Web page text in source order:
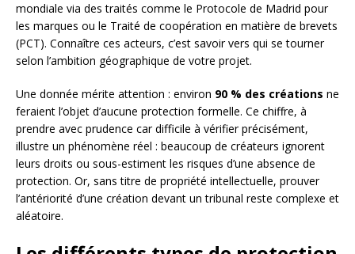
mondiale via des traités comme le Protocole de Madrid pour
les marques ou le Traité de coopération en matière de brevets
(PCT). Connaître ces acteurs, c’est savoir vers qui se tourner
selon l’ambition géographique de votre projet.
Une donnée mérite attention : environ 90 % des créations ne
feraient l’objet d’aucune protection formelle. Ce chiffre, à
prendre avec prudence car difficile à vérifier précisément,
illustre un phénomène réel : beaucoup de créateurs ignorent
leurs droits ou sous-estiment les risques d’une absence de
protection. Or, sans titre de propriété intellectuelle, prouver
l’antériorité d’une création devant un tribunal reste complexe et
aléatoire.